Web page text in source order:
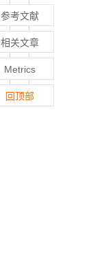
参考文献
相关文章
Metrics
回顶部